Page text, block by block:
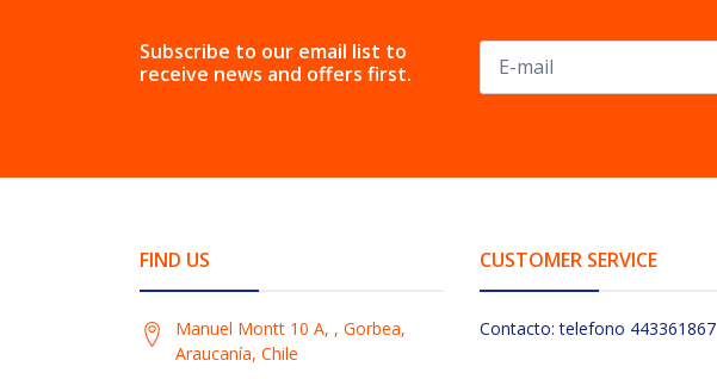
Subscribe to our email list to
receive news and offers first.
FIND US
Manuel Montt 10 A, , Gorbea,
Araucanía, Chile
CUSTOMER SERVICE
Contacto: telefono 443361867